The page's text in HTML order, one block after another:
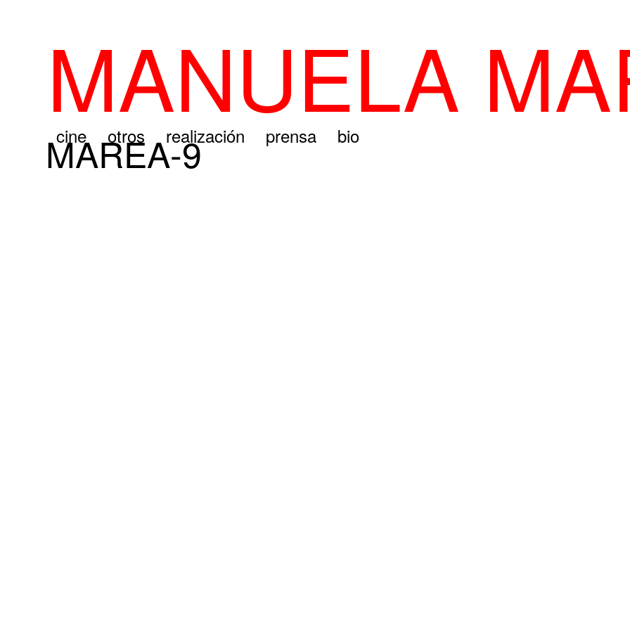
MANUELA
cine otros realización prensa bio
MAREA-9